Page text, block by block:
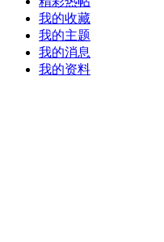
我的收藏
我的主题
我的消息
我的资料